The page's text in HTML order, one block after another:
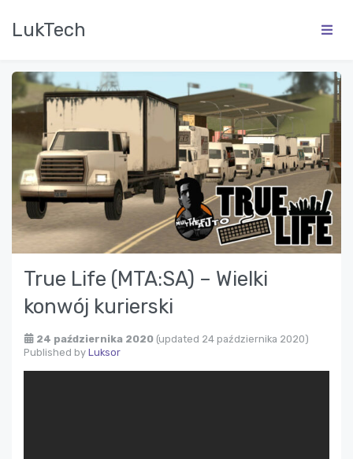
LukTech
True Life (MTA:SA) – Wielki
konwój kurierski
24 października 2020 (updated 24 października 2020)
Published by Luksor